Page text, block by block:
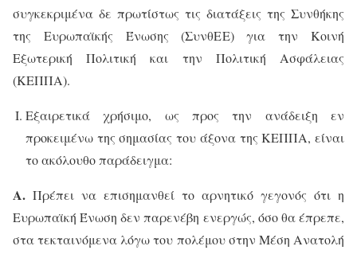
συγκεκριμένα δε πρωτίστως τις διατάξεις της Συνθήκης
της Ευρωπαϊκής Ένωσης (ΣυνθΕΕ) για την Κοινή
Εξωτερική Πολιτική και την Πολιτική Ασφάλειας
(ΚΕΠΠΑ).
Εξαιρετικά χρήσιμο, ως προς την ανάδειξη εν
προκειμένω της σημασίας του άξονα της ΚΕΠΠΑ, είναι
το ακόλουθο παράδειγμα:
Α. Πρέπει να επισημανθεί το αρνητικό γεγονός ότι η
Ευρωπαϊκή Ένωση δεν παρενέβη ενεργώς, όσο θα έπρεπε,
στα τεκταινόμενα λόγω του πολέμου στην Μέση Ανατολή